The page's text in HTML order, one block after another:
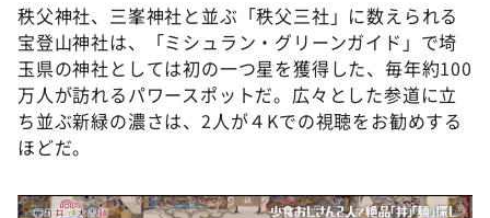
秩父神社、三峯神社と並ぶ「秩父三社」に数えられる
宝登山神社は、「ミシュラン・グリーンガイド」で埼
玉県の神社としては初の一つ星を獲得した、毎年約100
万人が訪れるパワースポットだ。広々とした参道に立
ち並ぶ新緑の濃さは、2人が４Kでの視聴をお勧めする
ほどだ。